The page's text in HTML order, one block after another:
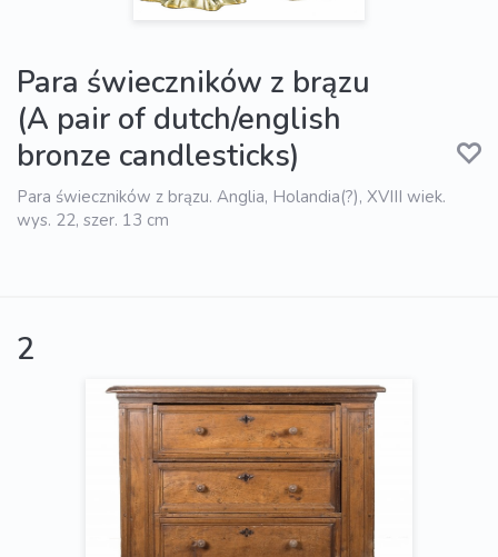
Para świeczników z brązu
(A pair of dutch/english
bronze candlesticks)
Para świeczników z brązu. Anglia, Holandia(?), XVIII wiek.
wys. 22, szer. 13 cm
2